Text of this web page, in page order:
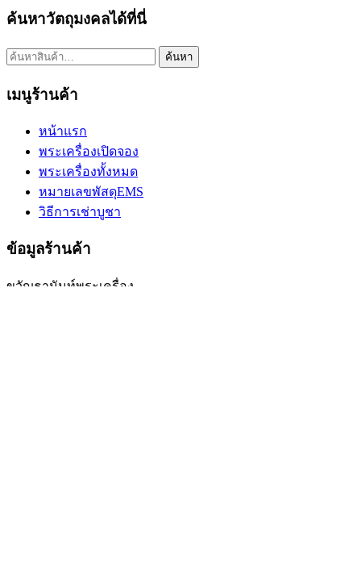
ค้นหาวัตถุมงคลได้ที่นี่
ค้นหา: ค้นหา
เมนูร้านค้า
หน้าแรก
พระเครื่องเปิดจอง
พระเครื่องทั้งหมด
หมายเลขพัสดุEMS
วิธีการเช่าบูชา
ข้อมูลร้านค้า
ขวัญธานันท์พระเครื่อง